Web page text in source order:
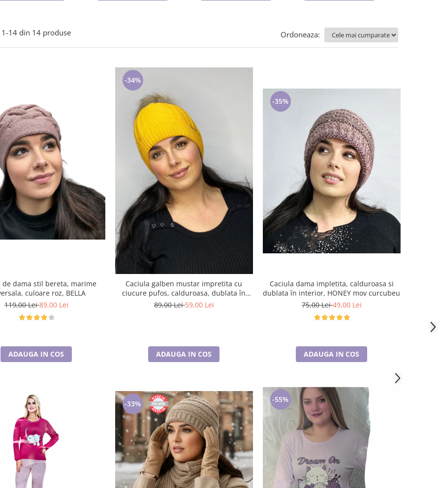
1-14 din 14 produse Ordoneaza:
de dama stil bereta, marime
culoare roz, BELLA
119,00 Lei89,00 Lei
ADAUGA IN COS
-34%
Caciula galben mustar impretita cu
ciucure pufos, calduroasa, dublata în
interior BELLA
89,00 Lei59,00 Lei
ADAUGA IN COS
-35%
Caciula dama impletita, calduroasa si
dublata în interior, HONEY mov curcubeu
75,00 Lei49,00 Lei
ADAUGA IN COS
-33% -55%